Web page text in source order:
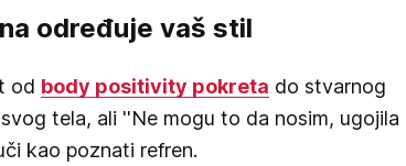
određuje vaš stil
od body positivity pokreta do stvarnog
tela, ali ''Ne mogu to da nosim, ugojila
kao poznati refren.